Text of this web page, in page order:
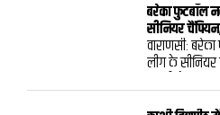
बरेका फुटबॉल
सीनियर
वाराणसी:
लीग के
अपने नाम कर